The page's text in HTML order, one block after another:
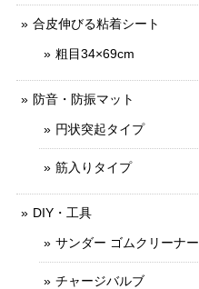
合皮伸びる粘着シート
粗目34×69cm
防音・防振マット
円状突起タイプ
筋入りタイプ
DIY・工具
サンダー ゴムクリーナー
チャージバルブ